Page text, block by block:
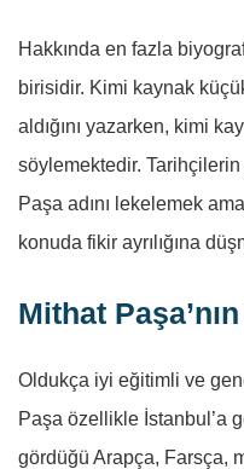
Hakkında en fazla
birisidir. Kimi kaynak
aldığını yazarken, kimi
söylemektedir. Tarihçilerin
Paşa adını lekelemek
konuda fikir ayrılığına
Mithat
Oldukça iyi eğitimli ve
Paşa özellikle İstanbul’a
gördüğü Arapça, Farsça,